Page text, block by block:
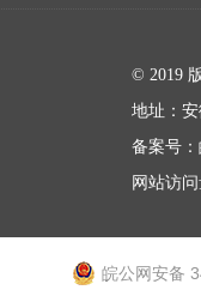
© 2019
地址：
备案号：
网站访
皖公网安备